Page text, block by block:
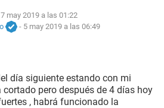
may 2019 a las 01:22
- 5 may 2019 a las 06:49
día siguiente estando con mi
pero después de 4 días hoy
, habrá funcionado la